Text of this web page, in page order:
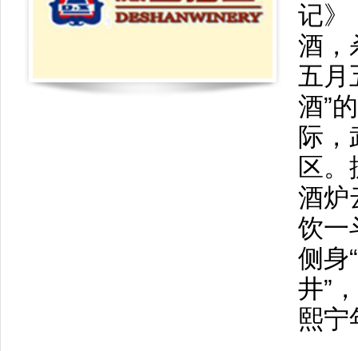
记》
酒，
五月
酒”
际，
区。
酒炉
饮一
侧身
井”
熙